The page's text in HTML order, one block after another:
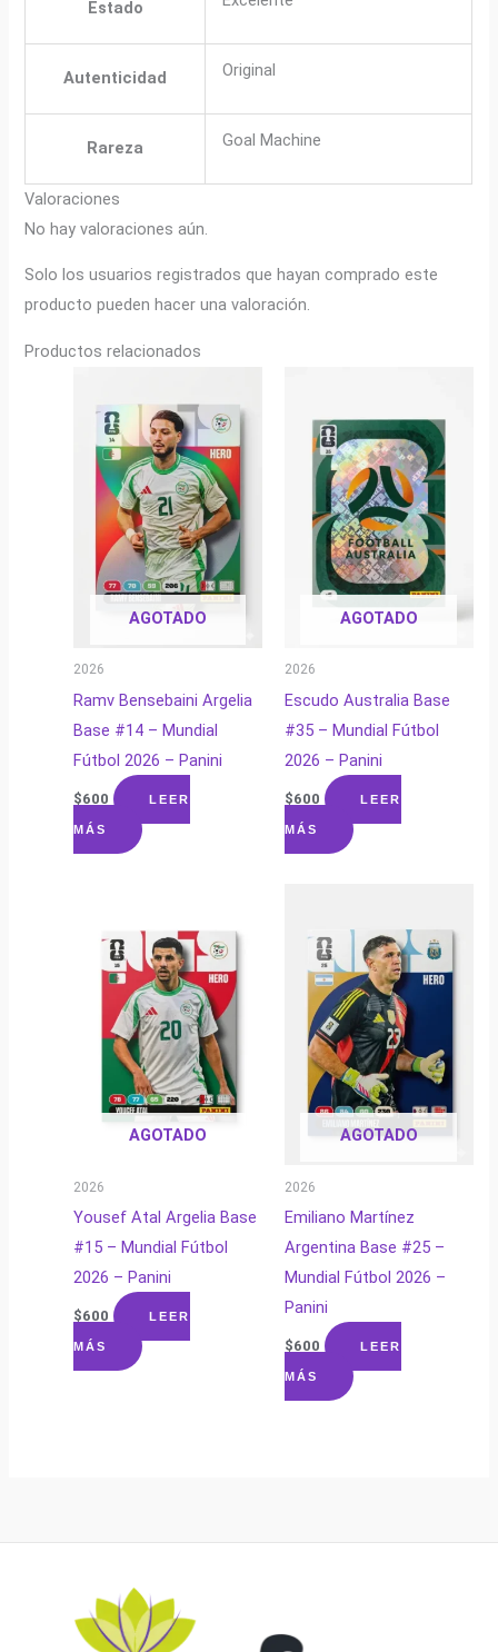
Estado
Autenticidad Original
Rareza Goal Machine
Valoraciones
No hay valoraciones aún.
Solo los usuarios registrados que hayan comprado este
producto pueden hacer una valoración.
Productos relacionados
AGOTADO
2026
Ramv Bensebaini Argelia
Base #14 – Mundial
Fútbol 2026 – Panini
$600 LEER
MÁS
AGOTADO
2026
Escudo Australia Base
#35 – Mundial Fútbol
2026 – Panini
$600 LEER
MÁS
AGOTADO
2026
Yousef Atal Argelia Base
#15 – Mundial Fútbol
2026 – Panini
$600 LEER
MÁS
AGOTADO
2026
Emiliano Martínez
Argentina Base #25 –
Mundial Fútbol 2026 –
Panini
$600 LEER
MÁS